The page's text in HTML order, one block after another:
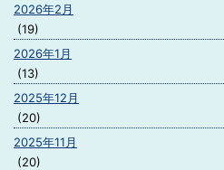
2026年2月
(19)
2026年1月
(13)
2025年12月
(20)
2025年11月
(20)